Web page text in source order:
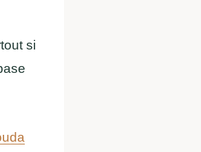
si